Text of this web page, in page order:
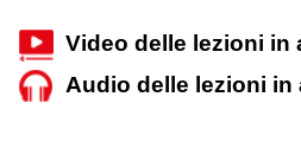
Video delle lezioni in
Audio delle lezioni in